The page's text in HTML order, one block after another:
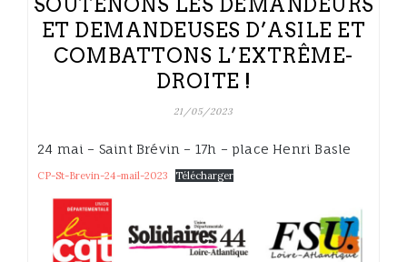
SOUTENONS LES DEMANDEURS
ET DEMANDEUSES D’ASILE ET
COMBATTONS L’EXTRÊME-
DROITE !
21/05/2023
24 mai – Saint Brévin – 17h – place Henri Basle
CP-St-Brevin-24-mail-2023 Télécharger